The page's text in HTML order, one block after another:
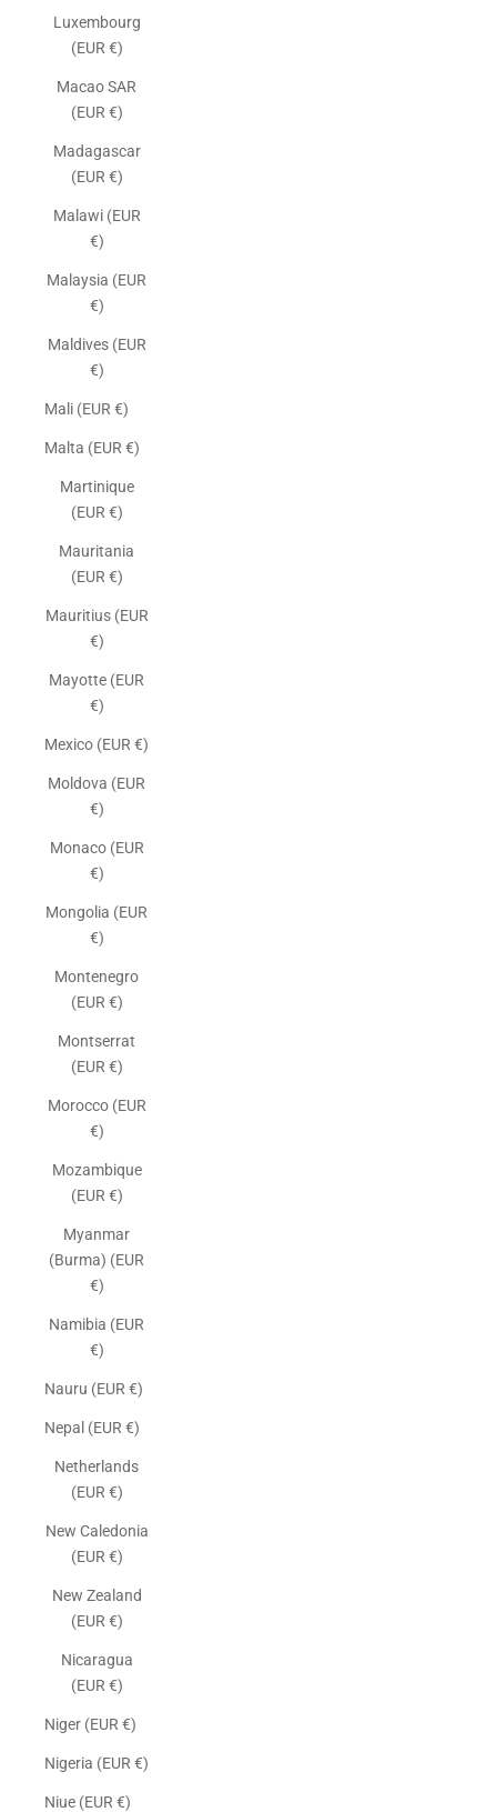
Luxembourg
(EUR €)
Macao SAR
(EUR €)
Madagascar
(EUR €)
Malawi (EUR
€)
Malaysia (EUR
€)
Maldives (EUR
€)
Mali (EUR €)
Malta (EUR €)
Martinique
(EUR €)
Mauritania
(EUR €)
Mauritius (EUR
€)
Mayotte (EUR
€)
Mexico (EUR €)
Moldova (EUR
€)
Monaco (EUR
€)
Mongolia (EUR
€)
Montenegro
(EUR €)
Montserrat
(EUR €)
Morocco (EUR
€)
Mozambique
(EUR €)
Myanmar
(Burma) (EUR
€)
Namibia (EUR
€)
Nauru (EUR €)
Nepal (EUR €)
Netherlands
(EUR €)
New Caledonia
(EUR €)
New Zealand
(EUR €)
Nicaragua
(EUR €)
Niger (EUR €)
Nigeria (EUR €)
Niue (EUR €)